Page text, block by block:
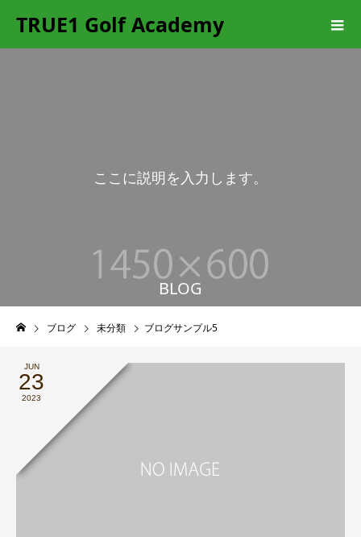
TRUE1 Golf Academy
BLOG
こ こ に説明を 入 力 し ます。
ブログ 未分類 ブログサンプル5
JUN
23
2023